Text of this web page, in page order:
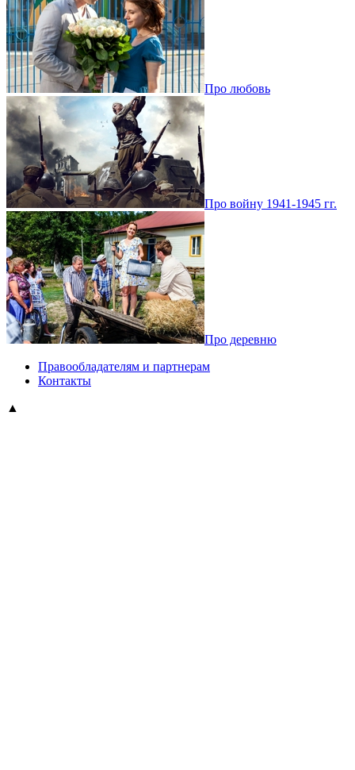
Про любовь
Про войну 1941-1945 гг.
Про деревню
Правообладателям и партнерам
Контакты
▲